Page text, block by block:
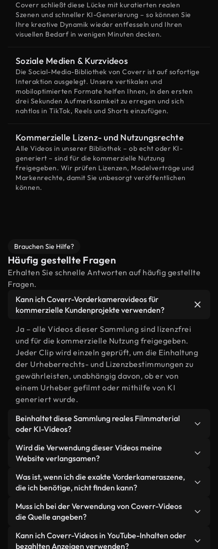
Coverr schließt diese Lücke mit kuratierten realen
Szenen und schneller KI-Generierung – so können Sie
Ihre kreative Dynamik wieder entfesseln und Ihren
visuellen Bedarf in wenigen Minuten decken.
Soziale Medien & Kurzvideos
Die Social-Media-Bibliothek von Coverr ist auf sofortige
Interaktion ausgelegt. Unsere vertikalen und
mobiloptimierten Formate helfen Ihnen, in den ersten
drei Sekunden Aufmerksamkeit zu erregen und sich
nahtlos in TikTok, Reels und Shorts einzufügen.
Kommerzielle Lizenz- und Nutzungsrechte
Alle Videos in unserer Bibliothek – ob echt oder KI-
generiert – sind für die kommerzielle Nutzung
freigegeben. Wir prüfen Lizenzen, Modelverträge und
Markenrechte, damit Sie unbesorgt veröffentlichen
können.
Brauchen Sie Hilfe?
Häufig gestellte Fragen
Erhalten Sie schnelle Antworten auf häufig gestellte
Fragen.
Kann ich Coverr-Vorderkameravideos für
kommerzielle Kundenprojekte verwenden?
Ja – alle Videos dieser Sammlung sind lizenzfrei
und für die kommerzielle Nutzung freigegeben.
Jeder Clip wird einzeln geprüft, um die Einhaltung
der Urheberrechts- und Lizenzbestimmungen zu
gewährleisten, unabhängig davon, ob er von
einem Urheber gefilmt oder mithilfe von KI
generiert wurde.
Beinhaltet diese Sammlung reales Filmmaterial
oder KI-Videos?
Beides. Es handelt sich um eine Hybridbibliothek
aus realen, von Menschen aufgenommenen
generierten Videos. Jedes Video ist eindeutig
beschriftet, sodass Sie immer wissen, was Sie
verwenden.
Wird die Verwendung dieser Videos meine
Website verlangsamen?
Nicht, wenn Sie unsere optimierten Versionen
wählen. Wir bieten schlanke, webfähige Formate,
wurden – so bleibt die Qualität hoch, während
gleichzeitig die Ladezeiten minimiert und
Kennzahlen wie LCP verbessert werden.
Was ist, wenn ich die exakte Vorderkameraszene,
die ich benötige, nicht finden kann?
Mit Coverr AI Studio erstellen Sie im
Handumdrehen ein solches Video. Beschreiben Sie
bei Sonnenuntergang" – und das Studio generiert
Muss ich bei der Verwendung von Coverr-Videos
die Quelle angeben?
Eine Namensnennung ist nicht erforderlich. Alle
Videos in unserer Stockbibliothek sind lizenzfrei
Kann ich Coverr-Videos in YouTube-Inhalten oder
bezahlten Anzeigen verwenden?